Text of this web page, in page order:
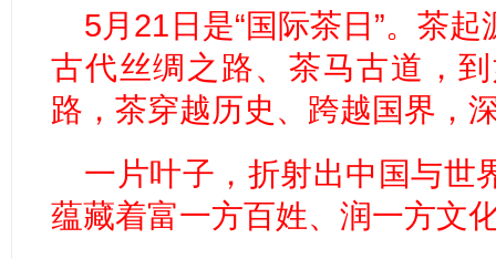
5月21日是“国际茶日”。茶
古代丝绸之路、茶马古道，
路，茶穿越历史、跨越国界，
一片叶子，折射出中国与世
蕴藏着富一方百姓、润一方文